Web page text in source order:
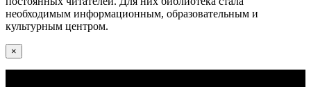
необходимым информационным, образовательным и
культурным центром.
×